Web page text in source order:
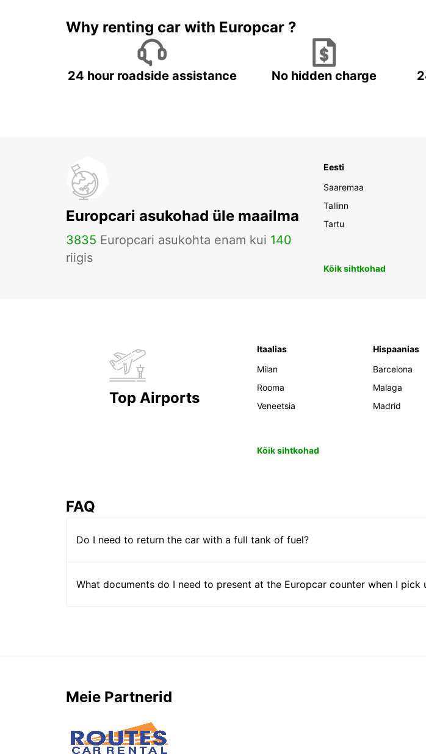
Why renting car with Europcar ?
24 hour roadside assistance No hidden charge
Europcari asukohad üle maailma
3835 Europcari asukohta enam kui 140
riigis
Eesti
Saaremaa
Tallinn
Tartu
Kõik sihtkohad
Top Airports
Itaalias
Milan
Rooma
Veneetsia
Hispaanias
Barcelona
Malaga
Madrid
Kõik sihtkohad
FAQ
Do I need to return the car with a full tank of fuel?
What documents do I need to present at the Europcar counter when I pick
Meie Partnerid